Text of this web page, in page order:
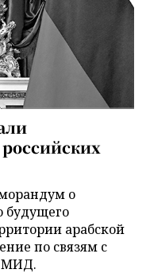
о
будущего
арабской
по связям с
МИД.